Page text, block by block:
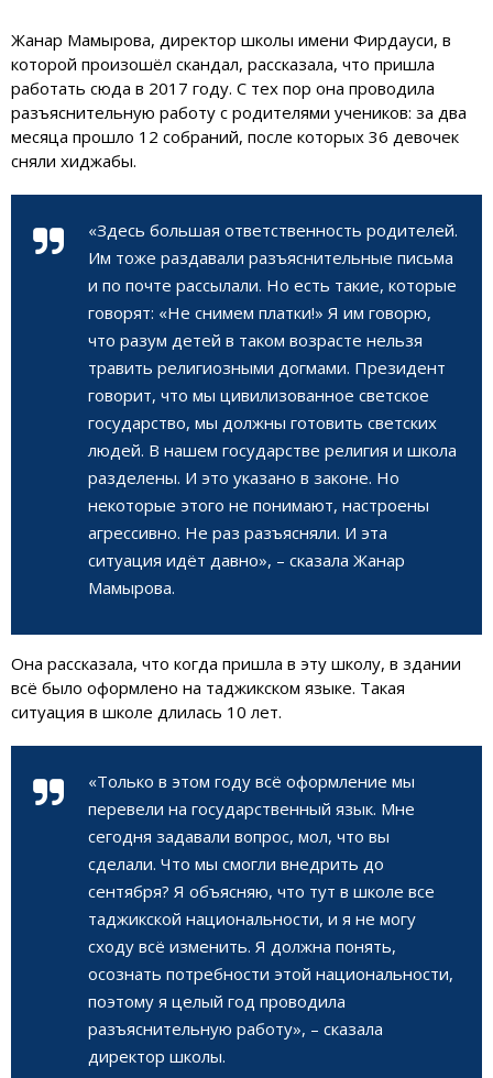
Жанар Мамырова, директор школы имени Фирдауси, в
которой произошёл скандал, рассказала, что пришла
работать сюда в 2017 году. С тех пор она проводила
разъяснительную работу с родителями учеников: за два
месяца прошло 12 собраний, после которых 36 девочек
сняли хиджабы.
«Здесь большая ответственность родителей.
Им тоже раздавали разъяснительные письма
и по почте рассылали. Но есть такие, которые
говорят: «Не снимем платки!» Я им говорю,
что разум детей в таком возрасте нельзя
травить религиозными догмами. Президент
говорит, что мы цивилизованное светское
государство, мы должны готовить светских
людей. В нашем государстве религия и школа
разделены. И это указано в законе. Но
некоторые этого не понимают, настроены
агрессивно. Не раз разъясняли. И эта
ситуация идёт давно», – сказала Жанар
Мамырова.
Она рассказала, что когда пришла в эту школу, в здании
всё было оформлено на таджикском языке. Такая
ситуация в школе длилась 10 лет.
«Только в этом году всё оформление мы
перевели на государственный язык. Мне
сегодня задавали вопрос, мол, что вы
сделали. Что мы смогли внедрить до
сентября? Я объясняю, что тут в школе все
таджикской национальности, и я не могу
сходу всё изменить. Я должна понять,
осознать потребности этой национальности,
поэтому я целый год проводила
разъяснительную работу», – сказала
директор школы.